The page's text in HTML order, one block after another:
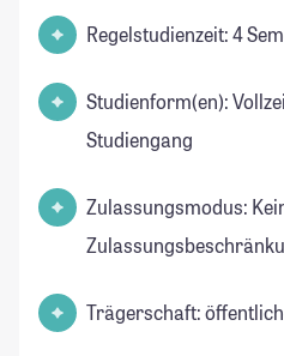
Regelstudienzeit: 4
Studienform(en):
Studiengang
Zulassungsmodus:
Trägerschaft: